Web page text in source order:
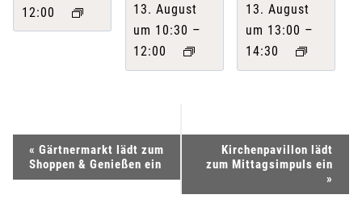
12:00
13. August
um 10:30 –
12:00
13. August
um 13:00 –
14:30
e
« Gärtnermarkt lädt zum
Shoppen & Genießen ein
Kirchenpavillon lädt
zum Mittagsimpuls ein
»